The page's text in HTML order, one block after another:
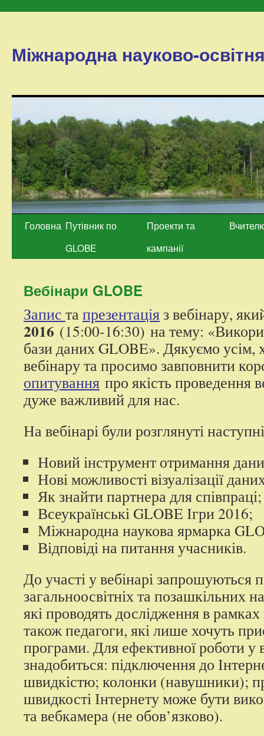
Міжнародна науково-
Перейти
Головна Путівник по
GLOBE
Проекти та
кампанії
Вебінари GLOBE
Запис та презентаціяз вебінару,
2016 (15:00-16:30) на тему:
бази даних GLOBE». Дякуємо усім,
вебінару та просимо завповнити
опитування про якість проведення
дуже важливий для нас.
На вебінарі були розглянуті
Новий інструмент отримання
Нові можливості візуалізації
Як знайти партнера для співпраці;
Всеукраїнські GLOBE Ігри 2016;
Міжнародна наукова ярмарка
Відповіді на питання учасників.
До участі у вебінарі запрошуються
загальноосвітніх та позашкільних
які проводять дослідження в
також педагоги, які лише хочуть
програми. Для ефективної роботи у
знадобиться: підключення до
швидкістю; колонки (навушники);
швидкості Інтернету може бути
та вебкамера (не обов’язково).